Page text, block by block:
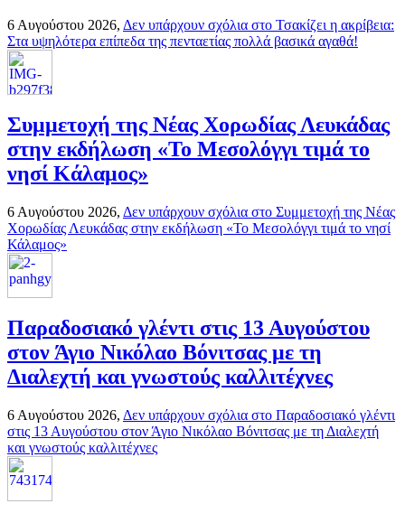
6 Αυγούστου 2026, Δεν υπάρχουν σχόλια στο Τσακίζει η ακρίβεια:
Στα υψηλότερα επίπεδα της πενταετίας πολλά βασικά αγαθά!
Συμμετοχή της Νέας Χορωδίας Λευκάδας
στην εκδήλωση «Το Μεσολόγγι τιμά το
νησί Κάλαμος»
6 Αυγούστου 2026, Δεν υπάρχουν σχόλια στο Συμμετοχή της Νέας
Χορωδίας Λευκάδας στην εκδήλωση «Το Μεσολόγγι τιμά το νησί
Κάλαμος»
Παραδοσιακό γλέντι στις 13 Αυγούστου
στον Άγιο Νικόλαο Βόνιτσας με τη
Διαλεχτή και γνωστούς καλλιτέχνες
6 Αυγούστου 2026, Δεν υπάρχουν σχόλια στο Παραδοσιακό γλέντι
στις 13 Αυγούστου στον Άγιο Νικόλαο Βόνιτσας με τη Διαλεχτή
και γνωστούς καλλιτέχνες